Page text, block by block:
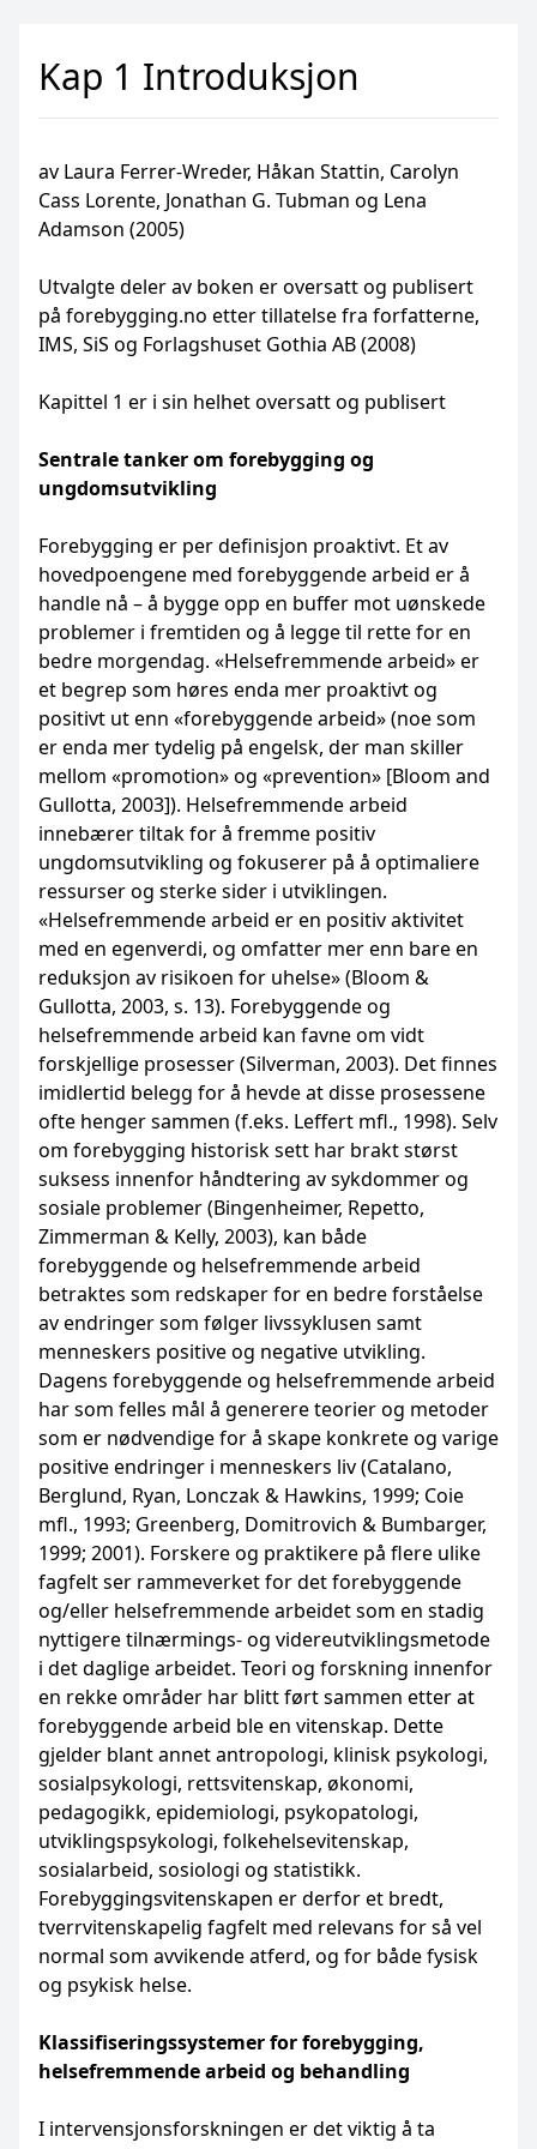
Kap 1 Introduksjon
av Laura Ferrer-Wreder, Håkan Stattin, Carolyn
Cass Lorente, Jonathan G. Tubman og Lena
Adamson (2005)
Utvalgte deler av boken er oversatt og publisert
på forebygging.no etter tillatelse fra forfatterne,
IMS, SiS og Forlagshuset Gothia AB (2008)
Kapittel 1 er i sin helhet oversatt og publisert
Sentrale tanker om forebygging og
ungdomsutvikling
Forebygging er per definisjon proaktivt. Et av
hovedpoengene med forebyggende arbeid er å
handle nå – å bygge opp en buffer mot uønskede
problemer i fremtiden og å legge til rette for en
bedre morgendag. «Helsefremmende arbeid» er
et begrep som høres enda mer proaktivt og
positivt ut enn «forebyggende arbeid» (noe som
er enda mer tydelig på engelsk, der man skiller
mellom «promotion» og «prevention» [Bloom and
Gullotta, 2003]). Helsefremmende arbeid
innebærer tiltak for å fremme positiv
ungdomsutvikling og fokuserer på å optimaliere
ressurser og sterke sider i utviklingen.
«Helsefremmende arbeid er en positiv aktivitet
med en egenverdi, og omfatter mer enn bare en
reduksjon av risikoen for uhelse» (Bloom &
Gullotta, 2003, s. 13). Forebyggende og
helsefremmende arbeid kan favne om vidt
forskjellige prosesser (Silverman, 2003). Det finnes
imidlertid belegg for å hevde at disse prosessene
ofte henger sammen (f.eks. Leffert mfl., 1998). Selv
om forebygging historisk sett har brakt størst
suksess innenfor håndtering av sykdommer og
sosiale problemer (Bingenheimer, Repetto,
Zimmerman & Kelly, 2003), kan både
forebyggende og helsefremmende arbeid
betraktes som redskaper for en bedre forståelse
av endringer som følger livssyklusen samt
menneskers positive og negative utvikling.
Dagens forebyggende og helsefremmende arbeid
har som felles mål å generere teorier og metoder
som er nødvendige for å skape konkrete og varige
positive endringer i menneskers liv (Catalano,
Berglund, Ryan, Lonczak & Hawkins, 1999; Coie
mfl., 1993; Greenberg, Domitrovich & Bumbarger,
1999; 2001). Forskere og praktikere på flere ulike
fagfelt ser rammeverket for det forebyggende
og/eller helsefremmende arbeidet som en stadig
nyttigere tilnærmings- og videreutviklingsmetode
i det daglige arbeidet. Teori og forskning innenfor
en rekke områder har blitt ført sammen etter at
forebyggende arbeid ble en vitenskap. Dette
gjelder blant annet antropologi, klinisk psykologi,
sosialpsykologi, rettsvitenskap, økonomi,
pedagogikk, epidemiologi, psykopatologi,
utviklingspsykologi, folkehelsevitenskap,
sosialarbeid, sosiologi og statistikk.
Forebyggingsvitenskapen er derfor et bredt,
tverrvitenskapelig fagfelt med relevans for så vel
normal som avvikende atferd, og for både fysisk
og psykisk helse.
Klassifiseringssystemer for forebygging,
helsefremmende arbeid og behandling
I intervensjonsforskningen er det viktig å ta